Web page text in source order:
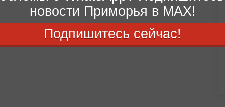
новости Приморья в MAX!
Подпишитесь сейчас!